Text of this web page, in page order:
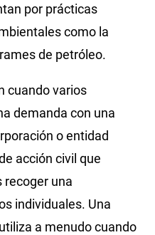
por prácticas
como la
de petróleo.
cuando varios
demanda con una
o entidad
acción civil que
recoger una
individuales. Una
a menudo cuando